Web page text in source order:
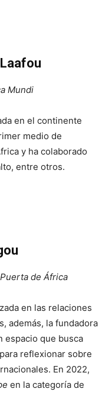
Mundi
en el continente
medio de
y ha colaborado
entre otros.
de África
en las relaciones
además, la fundadora
espacio que busca
reflexionar sobre
En 2022,
en la categoría de